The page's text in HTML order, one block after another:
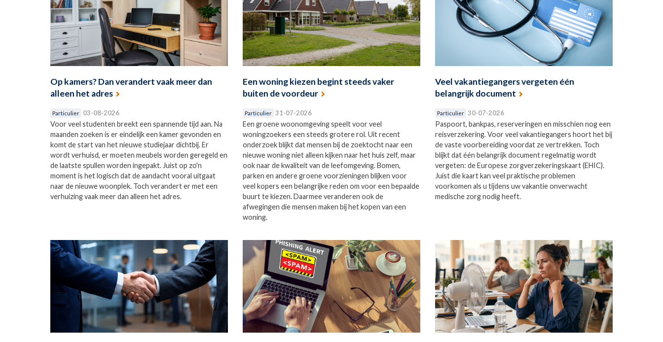
Op kamers? Dan verandert vaak meer dan
alleen het adres
Particulier 03-08-2026
Voor veel studenten breekt een spannende tijd aan. Na
maanden zoeken is er eindelijk een kamer gevonden en
komt de start van het nieuwe studiejaar dichtbij. Er
wordt verhuisd, er moeten meubels worden geregeld en
de laatste spullen worden ingepakt. Juist op zo'n
moment is het logisch dat de aandacht vooral uitgaat
naar de nieuwe woonplek. Toch verandert er met een
verhuizing vaak meer dan alleen het adres.
Een woning kiezen begint steeds vaker
buiten de voordeur
Particulier 31-07-2026
Een groene woonomgeving speelt voor veel
woningzoekers een steeds grotere rol. Uit recent
onderzoek blijkt dat mensen bij de zoektocht naar een
nieuwe woning niet alleen kijken naar het huis zelf, maar
ook naar de kwaliteit van de leefomgeving. Bomen,
parken en andere groene voorzieningen blijken voor
veel kopers een belangrijke reden om voor een bepaalde
buurt te kiezen. Daarmee veranderen ook de
afwegingen die mensen maken bij het kopen van een
woning.
Veel vakantiegangers vergeten één
belangrijk document
Particulier 30-07-2026
Paspoort, bankpas, reserveringen en misschien nog een
reisverzekering. Voor veel vakantiegangers hoort het bij
de vaste voorbereiding voordat ze vertrekken. Toch
blijkt dat één belangrijk document regelmatig wordt
vergeten: de Europese zorgverzekeringskaart (EHIC).
Juist die kaart kan veel praktische problemen
voorkomen als u tijdens uw vakantie onverwacht
medische zorg nodig heeft.